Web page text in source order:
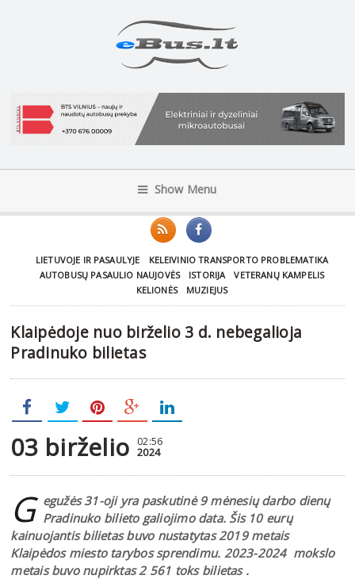
Show Menu
LIETUVOJE IR PASAULYJE
KELEIVINIO TRANSPORTO PROBLEMATIKA
AUTOBUSŲ PASAULIO NAUJOVĖS
ISTORIJA
VETERANŲ KAMPELIS
KELIONĖS
MUZIEJUS
Klaipėdoje nuo birželio 3 d. nebegalioja
Pradinuko bilietas
03 birželio 02:56
2024
G egužės 31-oji yra paskutinė 9 mėnesių darbo dienų
Pradinuko bilieto galiojimo data. Šis 10 eurų
kainuojantis bilietas buvo nustatytas 2019 metais
Klaipėdos miesto tarybos sprendimu. 2023-2024 mokslo
metais buvo nupirktas 2 561 toks bilietas .